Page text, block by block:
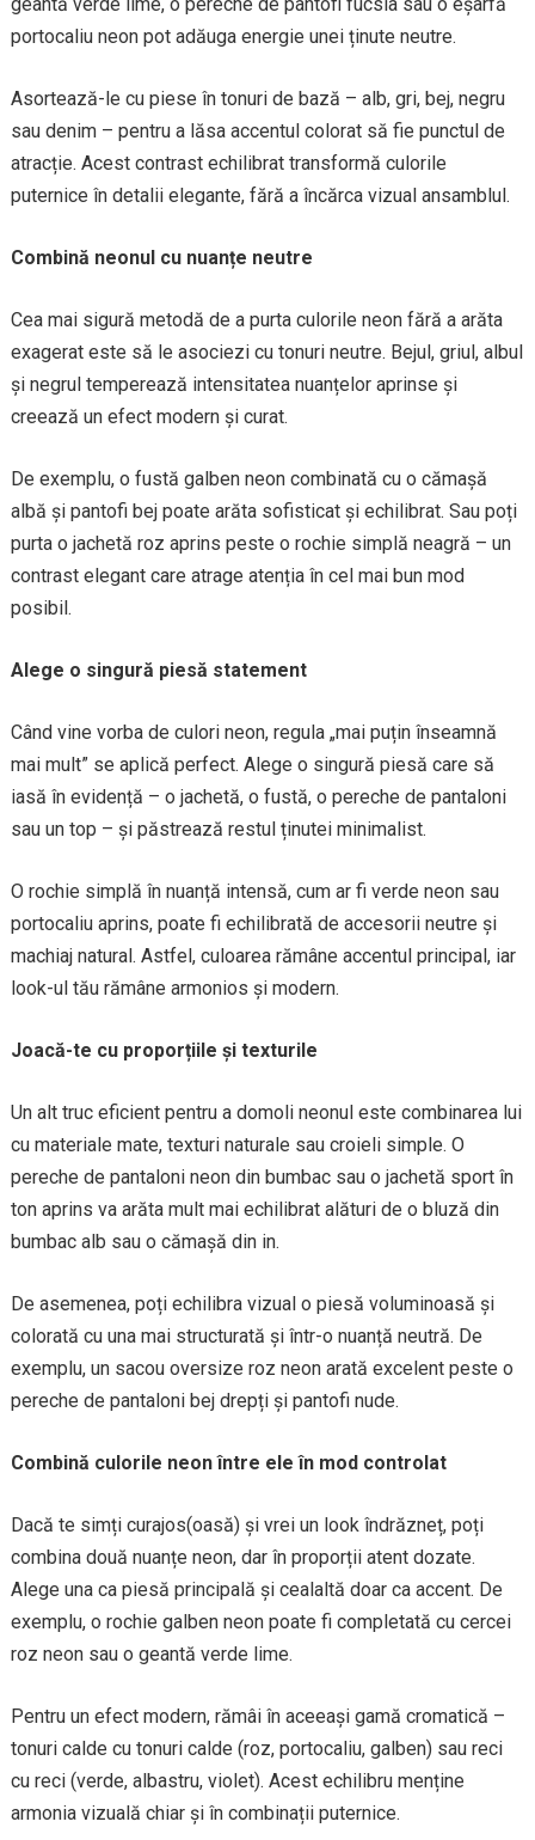
portocaliu neon pot adăuga energie unei ținute neutre.
Asortează-le cu piese în tonuri de bază – alb, gri, bej, negru
sau denim – pentru a lăsa accentul colorat să fie punctul de
atracție. Acest contrast echilibrat transformă culorile
puternice în detalii elegante, fără a încărca vizual ansamblul.
Combină neonul cu nuanțe neutre
Cea mai sigură metodă de a purta culorile neon fără a arăta
exagerat este să le asociezi cu tonuri neutre. Bejul, griul, albul
și negrul temperează intensitatea nuanțelor aprinse și
creează un efect modern și curat.
De exemplu, o fustă galben neon combinată cu o cămașă
albă și pantofi bej poate arăta sofisticat și echilibrat. Sau poți
purta o jachetă roz aprins peste o rochie simplă neagră – un
contrast elegant care atrage atenția în cel mai bun mod
posibil.
Alege o singură piesă statement
Când vine vorba de culori neon, regula „mai puțin înseamnă
mai mult” se aplică perfect. Alege o singură piesă care să
iasă în evidență – o jachetă, o fustă, o pereche de pantaloni
sau un top – și păstrează restul ținutei minimalist.
O rochie simplă în nuanță intensă, cum ar fi verde neon sau
portocaliu aprins, poate fi echilibrată de accesorii neutre și
machiaj natural. Astfel, culoarea rămâne accentul principal, iar
look-ul tău rămâne armonios și modern.
Joacă-te cu proporțiile și texturile
Un alt truc eficient pentru a domoli neonul este combinarea lui
cu materiale mate, texturi naturale sau croieli simple. O
pereche de pantaloni neon din bumbac sau o jachetă sport în
ton aprins va arăta mult mai echilibrat alături de o bluză din
bumbac alb sau o cămașă din in.
De asemenea, poți echilibra vizual o piesă voluminoasă și
colorată cu una mai structurată și într-o nuanță neutră. De
exemplu, un sacou oversize roz neon arată excelent peste o
pereche de pantaloni bej drepți și pantofi nude.
Combină culorile neon între ele în mod controlat
Dacă te simți curajos(oasă) și vrei un look îndrăzneț, poți
combina două nuanțe neon, dar în proporții atent dozate.
Alege una ca piesă principală și cealaltă doar ca accent. De
exemplu, o rochie galben neon poate fi completată cu cercei
roz neon sau o geantă verde lime.
Pentru un efect modern, rămâi în aceeași gamă cromatică –
tonuri calde cu tonuri calde (roz, portocaliu, galben) sau reci
cu reci (verde, albastru, violet). Acest echilibru menține
armonia vizuală chiar și în combinații puternice.